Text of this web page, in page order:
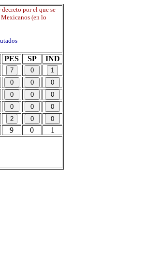
por el que se
(en lo
PES SP
IND
9 0 1